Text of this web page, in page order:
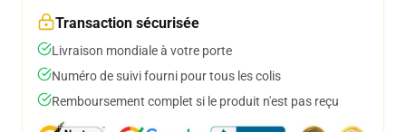
Transaction sécurisée
Livraison mondiale à votre porte
Numéro de suivi fourni pour tous les colis
Remboursement complet si le produit n'est pas reçu